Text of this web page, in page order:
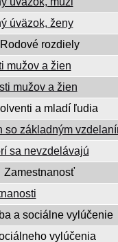
úväzok, ženy
Rodové rozdiely
mužov a žien
mužov a žien
a mladí ľudia
so základným
sa nevzdelávajú
Zamestnanosť
a sociálne vylúčenie
vylúčenia